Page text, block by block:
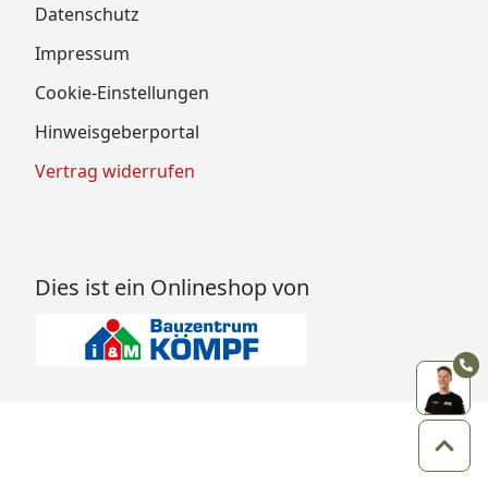
Datenschutz
Impressum
Cookie-Einstellungen
Hinweisgeberportal
Vertrag widerrufen
Dies ist ein Onlineshop von